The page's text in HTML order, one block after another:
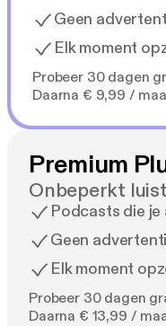
Geen
Elk moment
Probeer 30 dagen
Daarna € 9,99 /
Premium
Onbeperkt
Podcasts die
Geen
Elk moment
Probeer 30 dagen
Daarna € 13,99 /